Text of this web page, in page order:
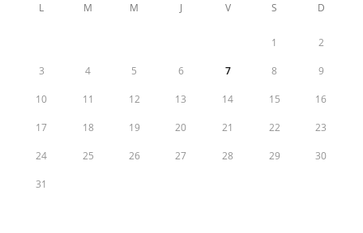
L M M J V S D
1 2
3 4 5 6 7 8 9
10 11 12 13 14 15 16
17 18 19 20 21 22 23
24 25 26 27 28 29 30
31